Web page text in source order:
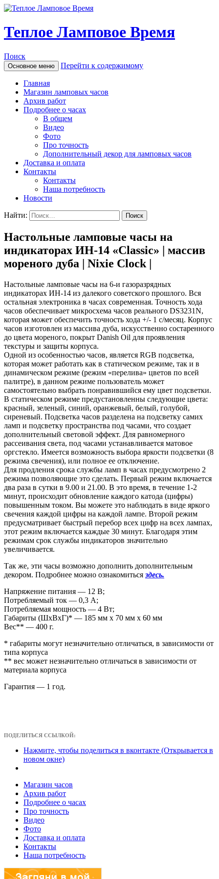
Теплое Ламповое Время
Поиск
Основное меню Перейти к содержимому
Главная
Магазин ламповых часов
Архив работ
Подробнее о часах
В общем
Видео
Фото
Про точность
Дополнительный декор для ламповых часов
Доставка и оплата
Контакты
Контакты
Наша потребность
Новости
Найти:
Настольные ламповые часы на
индикаторах ИН-14 «Classic» | массив
мореного дуба | Nixie Clock |
Настольные ламповые часы на 6-и газоразрядных
индикаторах ИН-14 из далекого советского прошлого. Вся
остальная электроника в часах современная. Точность хода
часов обеспечивает микросхема часов реального DS3231N,
которая может обеспечить точность хода +/- 1 с/месяц. Корпус
часов изготовлен из массива дуба, искусственно состаренного
до цвета мореного, покрыт Danish Oil для проявления
текстуры и защиты корпуса.
Одной из особенностью часов, является RGB подсветка,
которая может работать как в статическом режиме, так и в
динамическом режиме (режим «перелива» цветов по всей
палитре), в данном режиме пользователь может
самостоятельно выбрать понравившийся ему цвет подсветки.
В статическом режиме предустановленны следующие цвета:
красный, зеленый, синий, оранжевый, белый, голубой,
сиреневый. Подсветка часов разделена на подсветку самих
ламп и подсветку пространства под часами, что создает
дополнительный световой эффект. Для равномерного
рассеивания света, под часами устанавливается матовое
оргстекло. Имеется возможность выбора яркости подсветки (8
режима свечения), или полное ее отключение.
Для продления срока службы ламп в часах предусмотрено 2
режима позволяющие это сделать. Первый режим включается
два раза в сутки в 9.00 и 21.00. В это время, в течение 1-2
минут, происходит обновление каждого катода (цифры)
повышенным током. Вы можете это наблюдать в виде яркого
свечения каждой цифры на каждой лампе. Второй режим
предусматривает быстрый перебор всех цифр на всех лампах,
этот режим включается каждые 30 минут. Благодаря этим
режимам срок службы индикаторов значительно
увеличивается.
Так же, эти часы возможно дополнить дополнительным
декором. Подробнее можно ознакомиться здесь.
Напряжение питания — 12 В;
Потребляемый ток — 0,3 А;
Потребляемая мощность — 4 Вт;
Габариты (ШxВxГ)* — 185 мм x 70 мм x 60 мм
Вес** — 400 г.
* габариты могут незначительно отличаться, в зависимости от
типа корпуса
** вес может незначительно отличаться в зависимости от
материала корпуса
Гарантия — 1 год.
ПОДЕЛИТЬСЯ ССЫЛКОЙ:
Нажмите, чтобы поделиться в вконтакте (Открывается в
новом окне)
Магазин часов
Архив работ
Подробнее о часах
Про точность
Видео
Фото
Доставка и оплата
Контакты
Наша потребность